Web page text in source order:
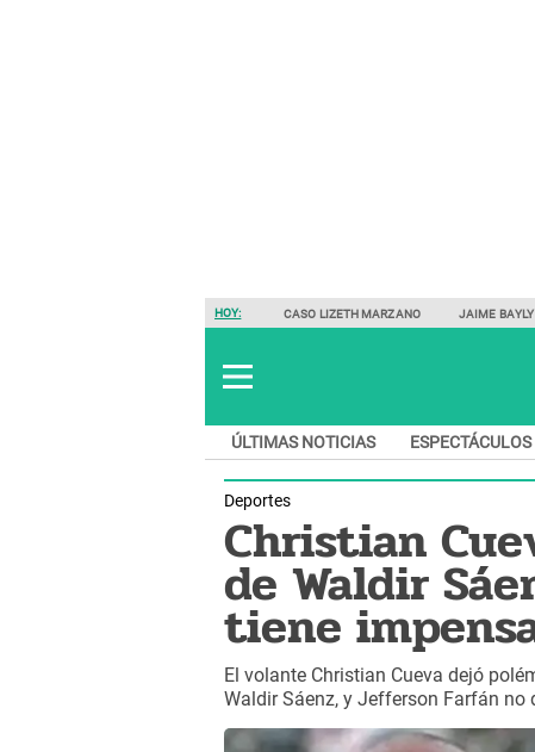
HOY: CASO LIZETH MARZANO JAIME BAYLY
ÚLTIMAS NOTICIAS ESPECTÁCULOS
Deportes
Christian
de Waldir
tiene
El volante Christian Cueva dejó
Waldir Sáenz, y Jefferson Farfán no